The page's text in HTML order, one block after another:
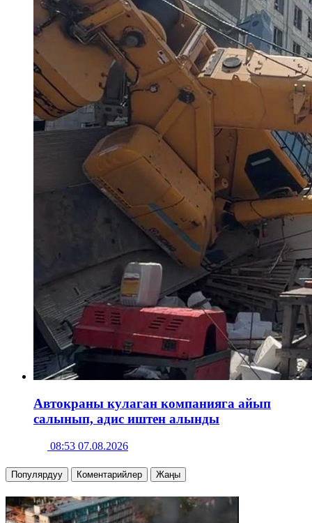
Автокраны кулаган компанияга айып
салынып, адис иштен алынды
08:53 07.08.2026
Популярдуу Коментарийлер Жаңы